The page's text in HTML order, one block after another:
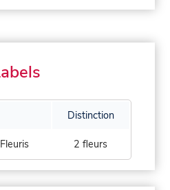
Distinction
2 fleurs